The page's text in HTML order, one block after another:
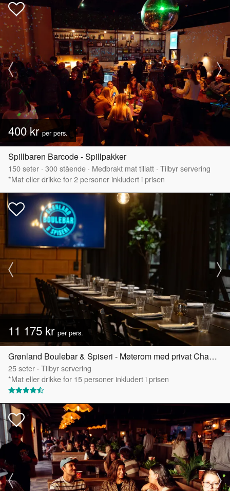
400 krper pers.
Spillbaren Barcode - Spillpakker
150seter · 300stående · Medbrakt mat tillatt · Tilbyr servering
*Mat eller drikke for 2 personer inkludert i prisen
11 175 kr per pers.
Grønland Boulebar & Spiseri - Møterom med privat Chambre Séparée
25seter · Tilbyr servering
*Mat eller drikke for 15 personer inkludert i prisen